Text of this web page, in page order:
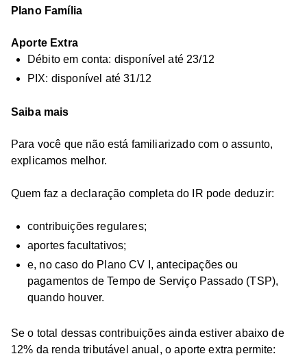
Plano Família
Aporte Extra
Débito em conta: disponível até 23/12
PIX: disponível até 31/12
Saiba mais
Para você que não está familiarizado com o assunto,
explicamos melhor.
Quem faz a declaração completa do IR pode deduzir:
contribuições regulares;
aportes facultativos;
e, no caso do Plano CV I, antecipações ou
pagamentos de Tempo de Serviço Passado (TSP),
quando houver.
Se o total dessas contribuições ainda estiver abaixo de
12% da renda tributável anual, o aporte extra permite: